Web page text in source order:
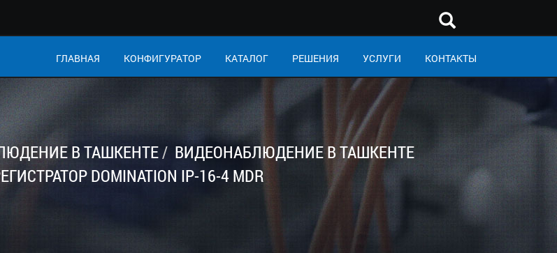
ГЛАВНАЯ КОНФИГУРАТОР КАТАЛОГ РЕШЕНИЯ УСЛУГИ КОНТАКТЫ
В ТАШКЕНТЕ
ВИДЕОНАБЛЮДЕНИЕ В ТАШКЕНТЕ
DOMINATION IP-16-4 MDR